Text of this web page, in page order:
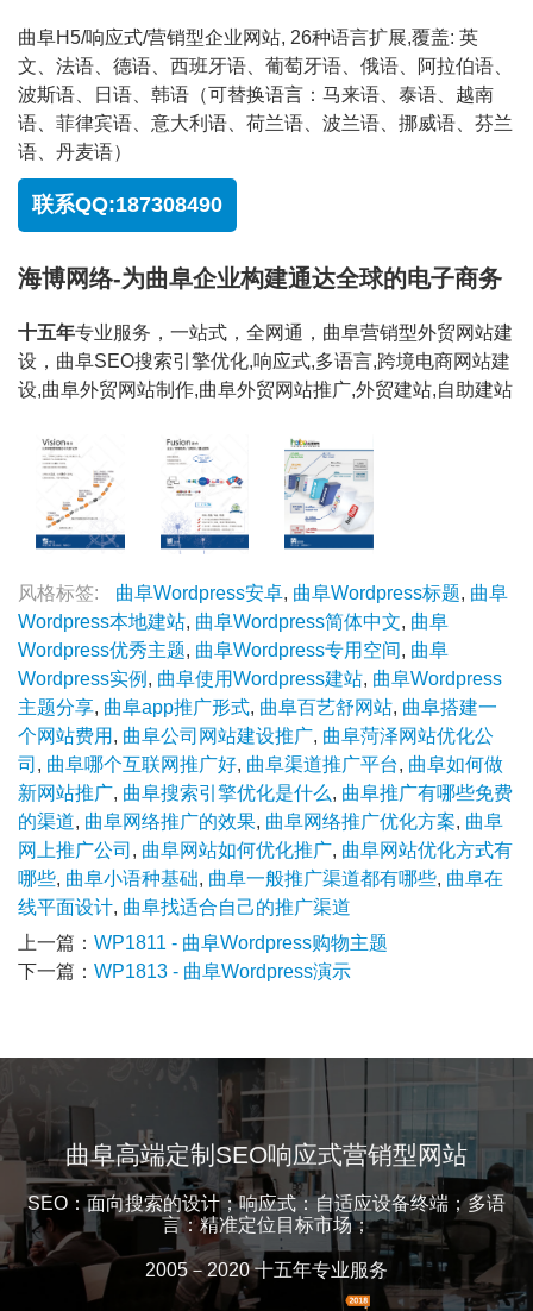
曲阜H5/响应式/营销型企业网站, 26种语言扩展,覆盖: 英
文、法语、德语、西班牙语、葡萄牙语、俄语、阿拉伯语、
波斯语、日语、韩语（可替换语言：马来语、泰语、越南
语、菲律宾语、意大利语、荷兰语、波兰语、挪威语、芬兰
语、丹麦语）
联系QQ:187308490
海博网络-为曲阜企业构建通达全球的电子商务
十五年专业服务，一站式，全网通，曲阜营销型外贸网站建
设，曲阜SEO搜索引擎优化,响应式,多语言,跨境电商网站建
设,曲阜外贸网站制作,曲阜外贸网站推广,外贸建站,自助建站
风格标签: 曲阜Wordpress安卓, 曲阜Wordpress标题, 曲阜
Wordpress本地建站, 曲阜Wordpress简体中文, 曲阜
Wordpress优秀主题, 曲阜Wordpress专用空间, 曲阜
Wordpress实例 , 曲阜使用Wordpress建站, 曲阜Wordpress
主题分享, 曲阜app推广形式, 曲阜百艺舒网站, 曲阜搭建一
个网站费用 , 曲阜公司网站建设推广, 曲阜菏泽网站优化公
司 , 曲阜哪个互联网推广好, 曲阜渠道推广平台, 曲阜如何做
新网站推广, 曲阜搜索引擎优化是什么, 曲阜推广有哪些免费
的渠道, 曲阜网络推广的效果, 曲阜网络推广优化方案, 曲阜
网上推广公司 , 曲阜网站如何优化推广, 曲阜网站优化方式有
哪些, 曲阜小语种基础, 曲阜一般推广渠道都有哪些, 曲阜在
线平面设计, 曲阜找适合自己的推广渠道
上一篇： WP1811 - 曲阜Wordpress购物主题
下一篇： WP1813 - 曲阜Wordpress演示
曲阜高端定制SEO响应式营销型网站
SEO：面向搜索的设计；响应式：自适应设备终端；多语
言：精准定位目标市场；
2005－2020 十五年专业服务